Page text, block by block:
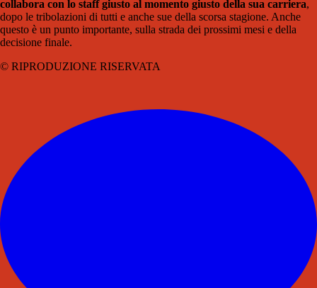
collabora con lo staff giusto al momento giusto della sua carriera,
dopo le tribolazioni di tutti e anche sue della scorsa stagione. Anche
questo è un punto importante, sulla strada dei prossimi mesi e della
decisione finale.
© RIPRODUZIONE RISERVATA